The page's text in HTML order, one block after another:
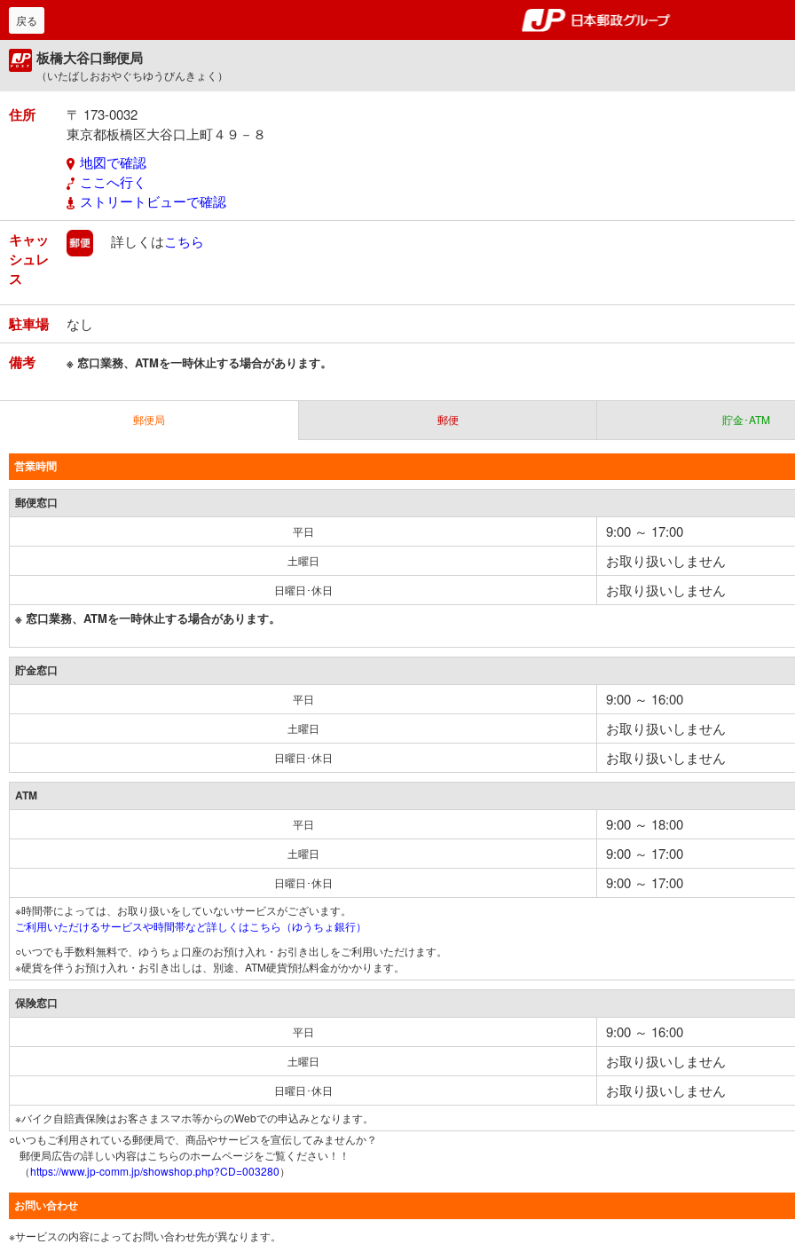
郵便局・日本郵政グルー
戻る
板橋大谷口郵便局
（いたばしおおやぐちゆうびんきょく）
住所
〒 173-0032
東京都板橋区大谷口上町４９－８
地図で確認
ここへ行く
ストリートビューで確認
キャッ
シュレ
ス
郵便
詳しくはこちら
駐車場 なし
備考 ※ 窓口業務、ATMを一時休止する場合があります。
郵便局 郵便 貯金･ATM
営業時間
郵便窓口
平日 9:00 ～ 17:00
土曜日 お取り扱いしません
日曜日･休日 お取り扱いしません
※ 窓口業務、ATMを一時休止する場合があります。
貯金窓口
平日 9:00 ～ 16:00
土曜日 お取り扱いしません
日曜日･休日 お取り扱いしません
ATM
平日 9:00 ～ 18:00
土曜日 9:00 ～ 17:00
日曜日･休日 9:00 ～ 17:00
※時間帯によっては、お取り扱いをしていないサービスがございます。
ご利用いただけるサービスや時間帯など詳しくはこちら（ゆうちょ銀行）
○いつでも手数料無料で、ゆうちょ口座のお預け入れ・お引き出しをご利用いただけます。
※硬貨を伴うお預け入れ・お引き出しは、別途、ATM硬貨預払料金がかかります。
保険窓口
平日 9:00 ～ 16:00
土曜日 お取り扱いしません
日曜日･休日 お取り扱いしません
※バイク自賠責保険はお客さまスマホ等からのWebでの申込みとなります。
○いつもご利用されている郵便局で、商品やサービスを宣伝してみませんか？
郵便局広告の詳しい内容はこちらのホームページをご覧ください！！
（https://www.jp-comm.jp/showshop.php?CD=003280）
お問い合わせ
※サービスの内容によってお問い合わせ先が異なります。